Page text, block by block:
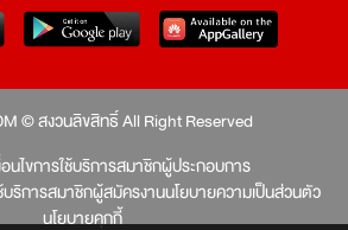
© สงวนลิขสิทธิ์ All Right Reserved
นไขการใช้บริการสมาชิกผู้ประกอบการ
บริการสมาชิกผู้สมัครงานนโยบายความเป็นส่วนตัว
นโยบายคุกกี้